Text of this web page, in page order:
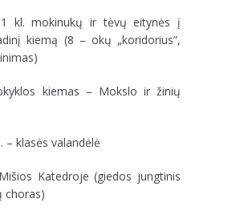
kl. mokinukų ir tėvų eitynės į
kiemą (8 – okų „koridorius”,
kiemas – Mokslo ir žinių
– klasės valandėlė
Katedroje (giedos jungtinis
choras)